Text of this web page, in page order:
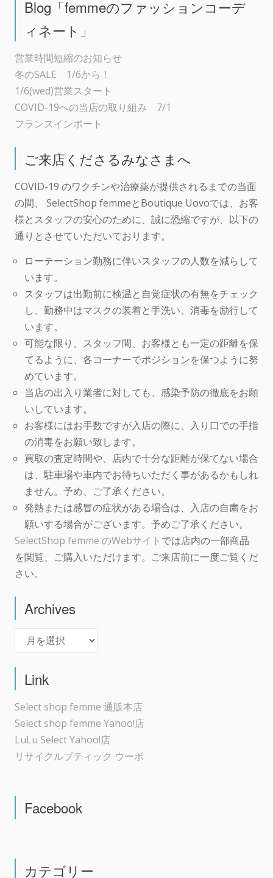
Blog「femmeのファッションコーデ
ィネート」
営業時間短縮のお知らせ
冬のSALE 1/6から！
1/6(wed)営業スタート
COVID-19への当店の取り組み 7/1
フランスインポート
ご来店くださるみなさまへ
COVID-19 のワクチンや治療薬が提供されるまでの当面
の間、 SelectShop femmeとBoutique Uovoでは、お客
様とスタッフの安心のために、誠に恐縮ですが、以下の
通りとさせていただいております。
ローテーション勤務に伴いスタッフの人数を減らして
います。
スタッフは出勤前に検温と自覚症状の有無をチェック
し、勤務中はマスクの装着と手洗い、消毒を励行して
います。
可能な限り、スタッフ間、お客様とも一定の距離を保
てるように、各コーナーでポジションを保つように努
めています。
当店の出入り業者に対しても、感染予防の徹底をお願
いしています。
お客様にはお手数ですが入店の際に、入り口での手指
の消毒をお願い致します。
買取の査定時間や、店内で十分な距離が保てない場合
は、駐車場や車内でお待ちいただく事があるかもしれ
ません。予め、ご了承ください。
発熱または感冒の症状がある場合は、入店の自粛をお
願いする場合がございます。予めご了承ください。
SelectShop femme のWebサイト では店内の一部商品
を閲覧、ご購入いただけます。ご来店前に一度ご覧くだ
さい。
Archives
Link
Select shop femme 通販本店
Select shop femme Yahoo!店
LuLu Select Yahoo!店
リサイクルブティック ウーボ
Facebook
カテゴリー